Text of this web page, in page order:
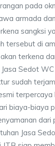
pada
armada
sangksi
tersebut di
terkena
Sedot
sudah
terpercaya
biaya-biaya
dari
Jasa